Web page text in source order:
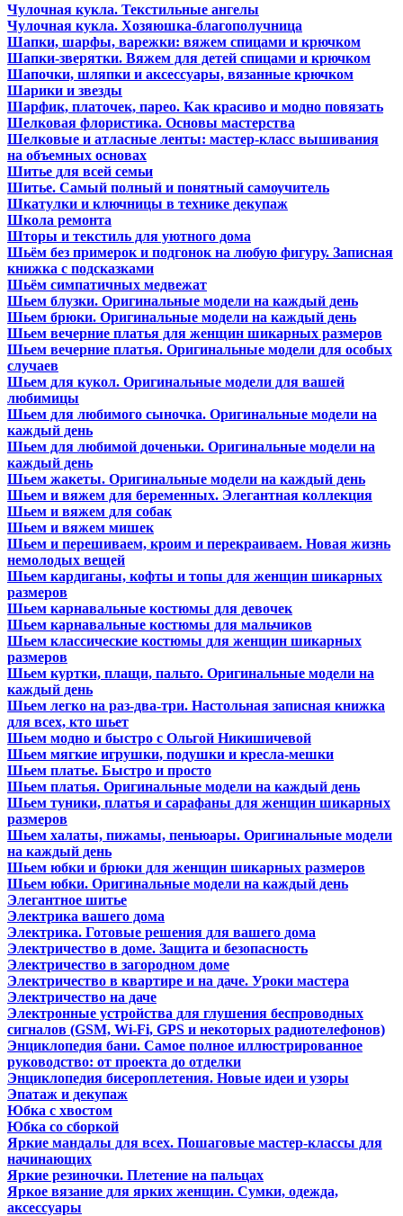
Чулочная кукла. Текстильные ангелы
Чулочная кукла. Хозяюшка-благополучница
Шапки, шарфы, варежки: вяжем спицами и крючком
Шапки-зверятки. Вяжем для детей спицами и крючком
Шапочки, шляпки и аксессуары, вязанные крючком
Шарики и звезды
Шарфик, платочек, парео. Как красиво и модно повязать
Шелковая флористика. Основы мастерства
Шелковые и атласные ленты: мастер-класс вышивания
на объемных основах
Шитье для всей семьи
Шитье. Самый полный и понятный самоучитель
Шкатулки и ключницы в технике декупаж
Школа ремонта
Шторы и текстиль для уютного дома
Шьём без примерок и подгонок на любую фигуру. Записная
книжка с подсказками
Шьём симпатичных медвежат
Шьем блузки. Оригинальные модели на каждый день
Шьем брюки. Оригинальные модели на каждый день
Шьем вечерние платья для женщин шикарных размеров
Шьем вечерние платья. Оригинальные модели для особых
случаев
Шьем для кукол. Оригинальные модели для вашей
любимицы
Шьем для любимого сыночка. Оригинальные модели на
каждый день
Шьем для любимой доченьки. Оригинальные модели на
каждый день
Шьем жакеты. Оригинальные модели на каждый день
Шьем и вяжем для беременных. Элегантная коллекция
Шьем и вяжем для собак
Шьем и вяжем мишек
Шьем и перешиваем, кроим и перекраиваем. Новая жизнь
немолодых вещей
Шьем кардиганы, кофты и топы для женщин шикарных
размеров
Шьем карнавальные костюмы для девочек
Шьем карнавальные костюмы для мальчиков
Шьем классические костюмы для женщин шикарных
размеров
Шьем куртки, плащи, пальто. Оригинальные модели на
каждый день
Шьем легко на раз-два-три. Настольная записная книжка
для всех, кто шьет
Шьем модно и быстро с Ольгой Никишичевой
Шьем мягкие игрушки, подушки и кресла-мешки
Шьем платье. Быстро и просто
Шьем платья. Оригинальные модели на каждый день
Шьем туники, платья и сарафаны для женщин шикарных
размеров
Шьем халаты, пижамы, пеньюары. Оригинальные модели
на каждый день
Шьем юбки и брюки для женщин шикарных размеров
Шьем юбки. Оригинальные модели на каждый день
Элегантное шитье
Электрика вашего дома
Электрика. Готовые решения для вашего дома
Электричество в доме. Защита и безопасность
Электричество в загородном доме
Электричество в квартире и на даче. Уроки мастера
Электричество на даче
Электронные устройства для глушения беспроводных
сигналов (GSM, Wi-Fi, GPS и некоторых радиотелефонов)
Энциклопедия бани. Самое полное иллюстрированное
руководство: от проекта до отделки
Энциклопедия бисероплетения. Новые идеи и узоры
Эпатаж и декупаж
Юбка с хвостом
Юбка со сборкой
Яркие мандалы для всех. Пошаговые мастер-классы для
начинающих
Яркие резиночки. Плетение на пальцах
Яркое вязание для ярких женщин. Сумки, одежда,
аксессуары